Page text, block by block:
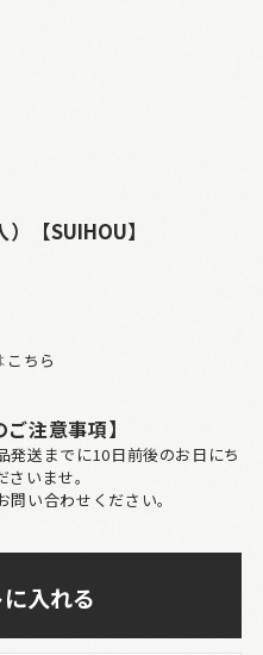
【SUIHOU】
こちら
注意事項】
発送までに10日前後のお日にち
いませ。
い合わせください。
入れる